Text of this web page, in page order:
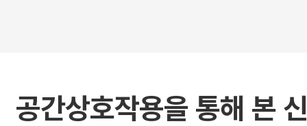
공간상호작용을 통해 본